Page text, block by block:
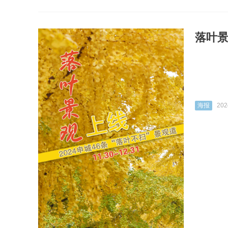
落叶
海报